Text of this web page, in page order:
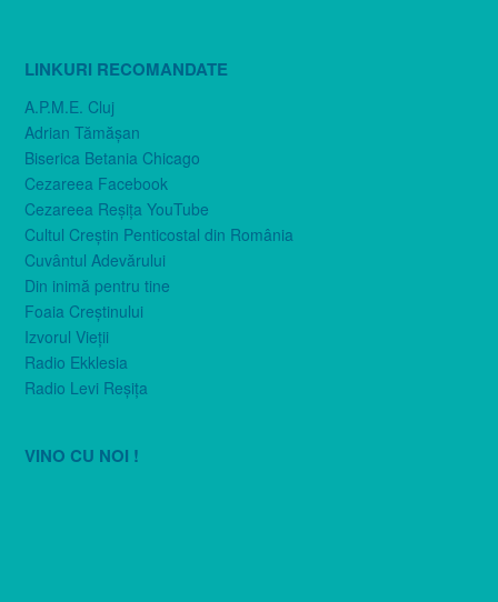
LINKURI RECOMANDATE
A.P.M.E. Cluj
Adrian Tămăşan
Biserica Betania Chicago
Cezareea Facebook
Cezareea Reşiţa YouTube
Cultul Creştin Penticostal din România
Cuvântul Adevărului
Din inimă pentru tine
Foaia Creştinului
Izvorul Vieţii
Radio Ekklesia
Radio Levi Reşiţa
VINO CU NOI !